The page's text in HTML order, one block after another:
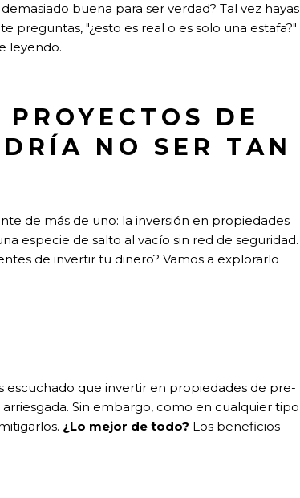
buena para ser verdad? Tal vez hayas
"¿esto es real o es solo una estafa?"
leyendo.
DE
NO SER TAN
de más de uno: la inversión en propiedades
especie de salto al vacío sin red de seguridad.
de invertir tu dinero? Vamos a explorarlo
escuchado que invertir en propiedades de pre-
Sin embargo, como en cualquier tipo
¿Lo mejor de todo? Los beneficios